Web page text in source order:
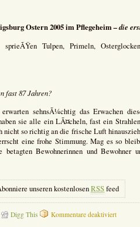
Ostern 2005 im Pflegeheim– die
Tulpen, Primeln,
fast 87 Jahren?
sehnsÃ¼chtig das Erwachen
sie alle ein LÃ¤cheln, fast ein
nicht so richtig an die frische Luft
eine frohe Stimmung. Mag es so
Bewohnerinnen und Bewohner
unseren kostenlosenRSSfeed
Digg This Kommentare deaktiviertfür